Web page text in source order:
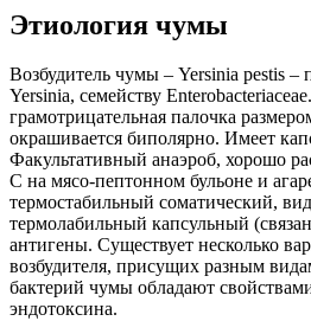
Этиология чумы
Возбудитель чумы – Yersinia pestis –
Yersinia, семейству
грамотрицательная палочка
окрашивается биполярно. Имеет
Факультативный анаэроб, хорошо
С на мясо-пептонном бульоне и
термостабильный соматический,
термолабильный капсульный
антигены. Существует несколько
возбудителя, присущих разным
бактерий чумы обладают
эндотоксина.